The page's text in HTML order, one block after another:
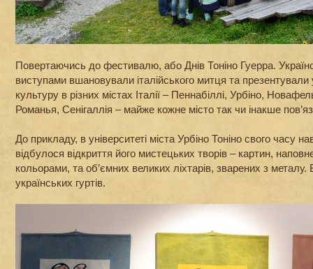
Повертаючись до фестивалю, або Днів Тоніно Гуерра.
виступами вшановували італійського митця та презентували
культуру в різних містах Італії – Пеннабіллі, Урбіно,
Романья, Сенігаллія – майже кожне місто так чи інакше
До прикладу, в університеті міста Урбіно Тоніно свого часу
відбулося відкриття його мистецьких творів – картин,
кольорами, та об’ємних великих ліхтарів, зварених з металу.
українських гуртів.